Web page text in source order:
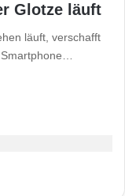
Glotze läuft
läuft, verschafft
Smartphone…